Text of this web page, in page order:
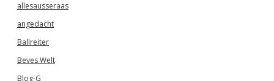
allesausseraas
angedacht
Ballreiter
Beves Welt
Blog-G